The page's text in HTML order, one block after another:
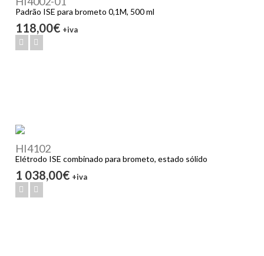
Padrão ISE para brometo 0,1M, 500 ml
118,00€ +iva
HI4102
Elétrodo ISE combinado para brometo, estado sólido
1 038,00€ +iva